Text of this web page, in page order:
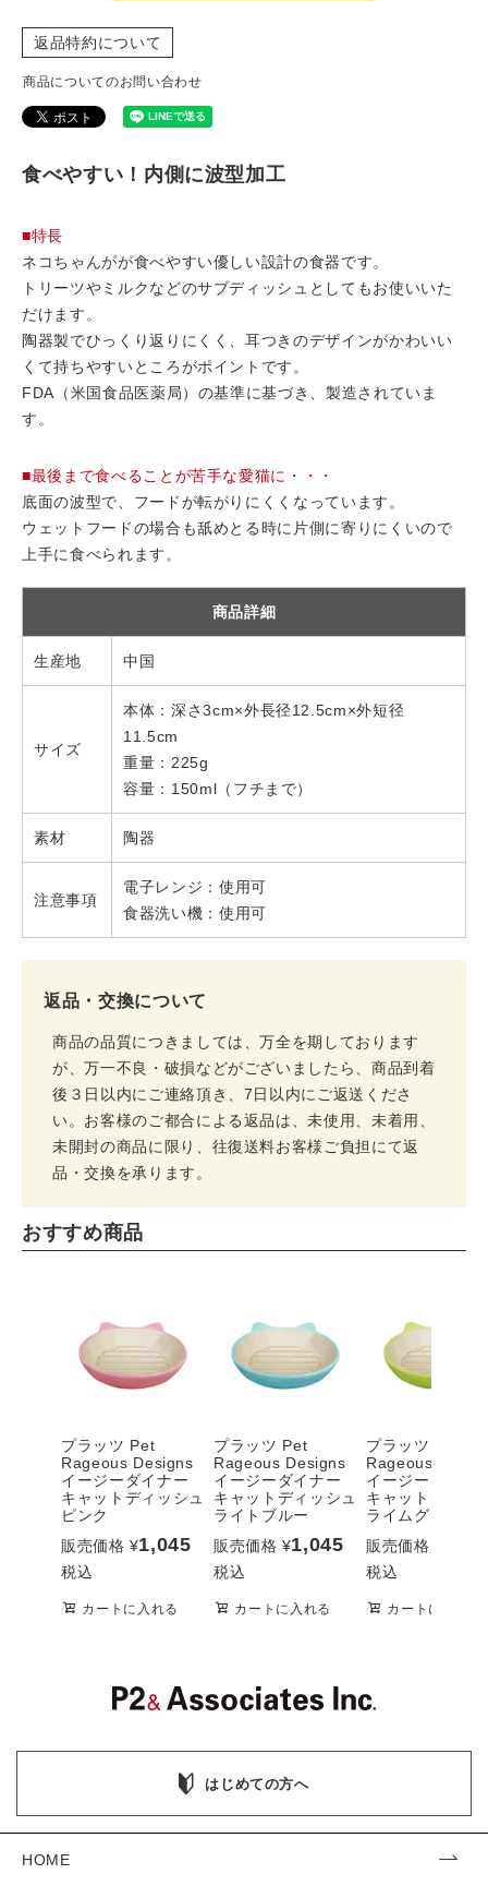
返品特約について
商品についてのお問い合わせ
食べやすい！内側に波型加工
■特長
ネコちゃんがが食べやすい優しい設計の食器です。
トリーツやミルクなどのサブディッシュとしてもお使いいた
だけます。
陶器製でひっくり返りにくく、耳つきのデザインがかわいい
くて持ちやすいところがポイントです。
FDA（米国食品医薬局）の基準に基づき、製造されていま
す。
■最後まで食べることが苦手な愛猫に・・・
底面の波型で、フードが転がりにくくなっています。
ウェットフードの場合も舐めとる時に片側に寄りにくいので
上手に食べられます。
商品詳細
生産地 中国
サイズ
本体：深さ3cm×外長径12.5cm×外短径
11.5cm
重量：225g
容量：150ml（フチまで）
素材 陶器
注意事項
電子レンジ：使用可
食器洗い機：使用可
返品・交換について
商品の品質につきましては、万全を期しております
が、万一不良・破損などがございましたら、商品到着
後３日以内にご連絡頂き、7日以内にご返送くださ
い。お客様のご都合による返品は、未使用、未着用、
未開封の商品に限り、往復送料お客様ご負担にて返
品・交換を承ります。
おすすめ商品
プラッツ Pet
Rageous Designs
イージーダイナー
キャットディッシュ
ピンク
販売価格 ¥1,045
税込
カートに入れる
プラッツ Pet
Rageous Designs
イージーダイナー
キャットディッシュ
ライトブルー
販売価格 ¥1,045
税込
カートに入れる
プラッツ Pet
Rageous
イージーダイナ
キャットディッ
ライムグリーン
販売価格
税込
カートに入れる
はじめての方へ
HOME